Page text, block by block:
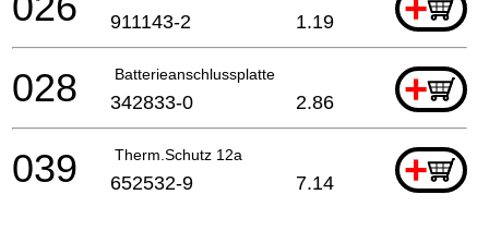
911143-2 1.19
Batterieanschlussplatte +
028 342833-0 2.86
Therm.Schutz 12a +
039 652532-9 7.14